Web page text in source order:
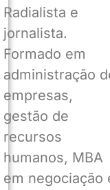
Radialista e
jornalista.
Formado em
administração
empresas,
gestão de
recursos
humanos, MBA
em negociação